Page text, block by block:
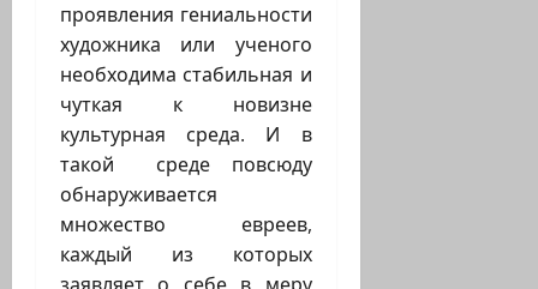
проявления гениальности
художника или ученого
необходима стабильная и
чуткая к новизне
культурная среда. И в
такой среде повсюду
обнаруживается
множество евреев,
каждый из которых